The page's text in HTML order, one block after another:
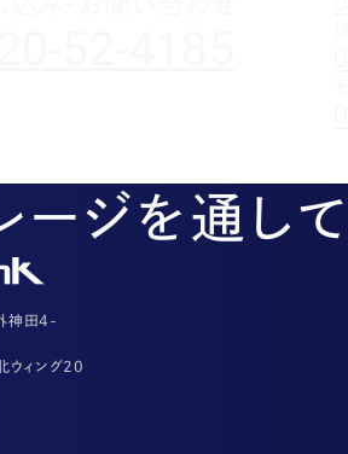
ージを通し
神田4-
ウィング20